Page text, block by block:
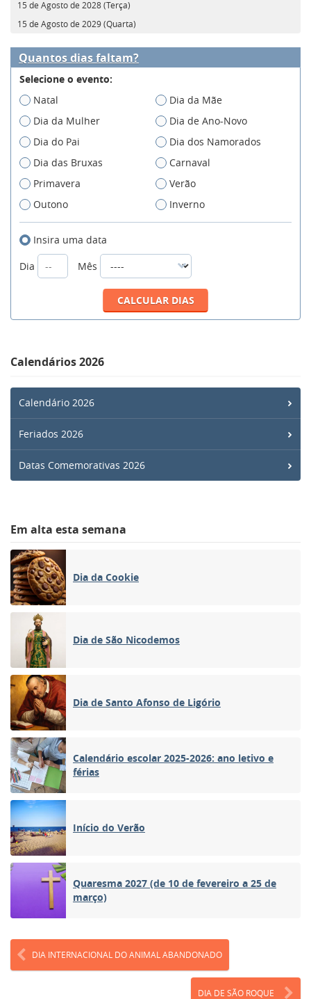
15 de Agosto de 2028 (Terça)
15 de Agosto de 2029 (Quarta)
Quantos dias faltam?
Selecione o evento:
Natal
Dia da Mãe
Dia da Mulher
Dia de Ano-Novo
Dia do Pai
Dia dos Namorados
Dia das Bruxas
Carnaval
Primavera
Verão
Outono
Inverno
Insira uma data
Dia
Mês
Calendários 2026
Calendário 2026
Feriados 2026
Datas Comemorativas 2026
Em alta esta semana
Dia da Cookie
Dia de São Nicodemos
Dia de Santo Afonso de Ligório
Calendário escolar 2025-2026: ano letivo e
férias
Início do Verão
Quaresma 2027 (de 10 de fevereiro a 25 de
março)
DIA INTERNACIONAL DO ANIMAL ABANDONADO
DIA DE SÃO ROQUE